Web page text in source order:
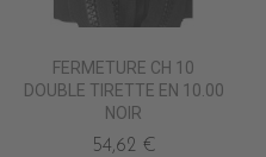
FERMETURE CH 10
DOUBLE TIRETTE EN 10.00
NOIR
54,62 €